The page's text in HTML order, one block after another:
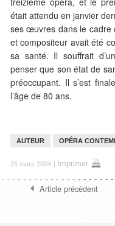
était attendu en janvier
ses œuvres dans le cadre
et compositeur avait été
sa santé. Il souffrait
penser que son état de
préoccupant. Il s’est
l’âge de 80 ans.
AUTEUR OPÉRA
25 mars 2024 | Imprimer
Article précédent